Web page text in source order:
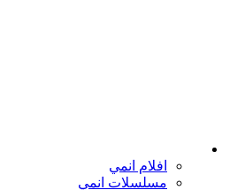
افلام انمي
مسلسلات انمي